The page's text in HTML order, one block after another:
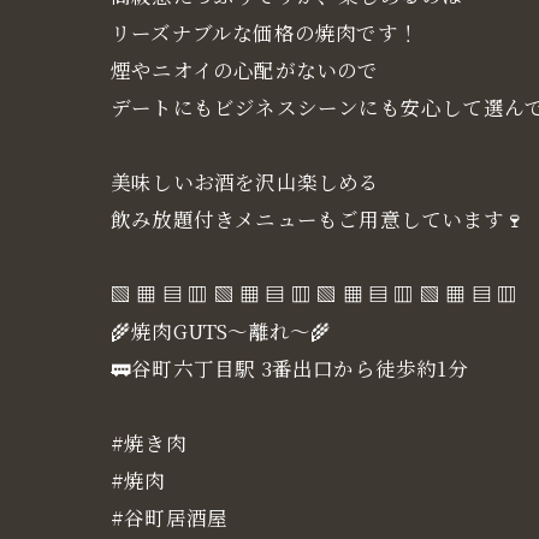
リーズナブルな価格の焼肉です！
煙やニオイの心配がないので
デートにもビジネスシーンにも安心して選ん
美味しいお酒を沢山楽しめる
飲み放題付きメニューもご用意しています🍷
▧ ▦ ▤ ▥ ▧ ▦ ▤ ▥ ▧ ▦ ▤ ▥ ▧ ▦ ▤ ▥
🌾焼肉GUTS～離れ～🌾
🚃谷町六丁目駅 3番出口から徒歩約1分
#焼き肉
#焼肉
#谷町居酒屋